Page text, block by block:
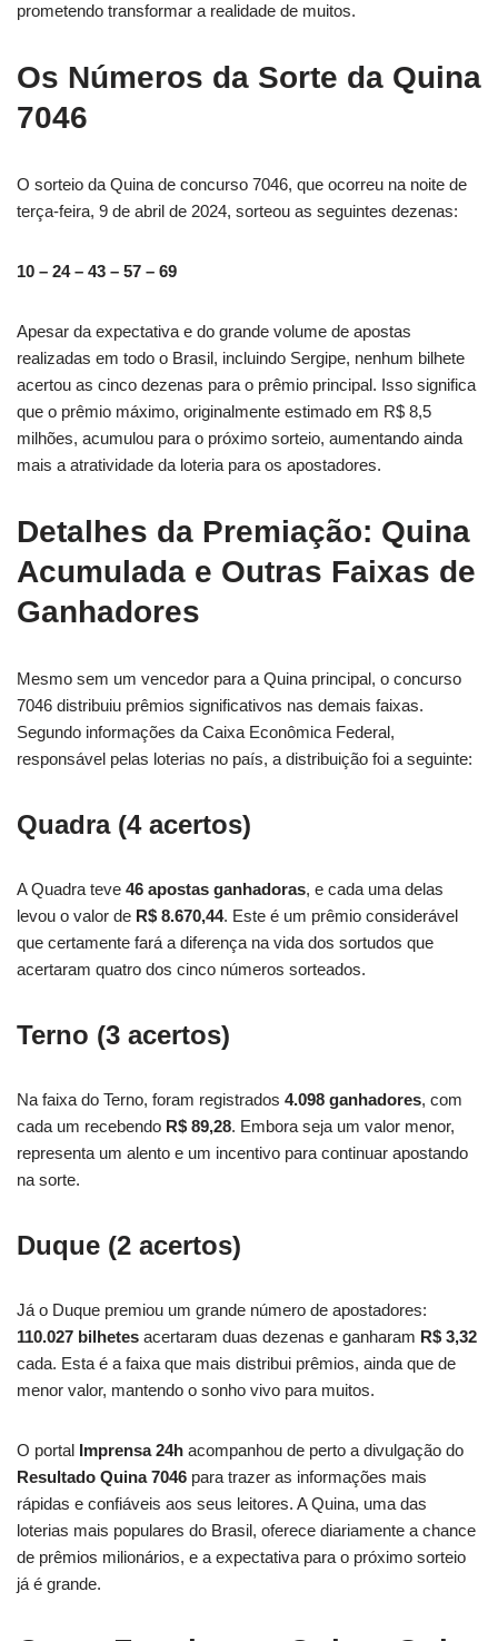
prometendo transformar a realidade de muitos.
Os Números da Sorte da Quina
7046
O sorteio da Quina de concurso 7046, que ocorreu na noite de
terça-feira, 9 de abril de 2024, sorteou as seguintes dezenas:
10 – 24 – 43 – 57 – 69
Apesar da expectativa e do grande volume de apostas
realizadas em todo o Brasil, incluindo Sergipe, nenhum bilhete
acertou as cinco dezenas para o prêmio principal. Isso significa
que o prêmio máximo, originalmente estimado em R$ 8,5
milhões, acumulou para o próximo sorteio, aumentando ainda
mais a atratividade da loteria para os apostadores.
Detalhes da Premiação: Quina
Acumulada e Outras Faixas de
Ganhadores
Mesmo sem um vencedor para a Quina principal, o concurso
7046 distribuiu prêmios significativos nas demais faixas.
Segundo informações da Caixa Econômica Federal,
responsável pelas loterias no país, a distribuição foi a seguinte:
Quadra (4 acertos)
A Quadra teve 46 apostas ganhadoras, e cada uma delas
levou o valor de R$ 8.670,44. Este é um prêmio considerável
que certamente fará a diferença na vida dos sortudos que
acertaram quatro dos cinco números sorteados.
Terno (3 acertos)
Na faixa do Terno, foram registrados 4.098 ganhadores, com
cada um recebendo R$ 89,28. Embora seja um valor menor,
representa um alento e um incentivo para continuar apostando
na sorte.
Duque (2 acertos)
Já o Duque premiou um grande número de apostadores:
110.027 bilhetes acertaram duas dezenas e ganharam R$ 3,32
cada. Esta é a faixa que mais distribui prêmios, ainda que de
menor valor, mantendo o sonho vivo para muitos.
O portal Imprensa 24h acompanhou de perto a divulgação do
Resultado Quina 7046 para trazer as informações mais
rápidas e confiáveis aos seus leitores. A Quina, uma das
loterias mais populares do Brasil, oferece diariamente a chance
de prêmios milionários, e a expectativa para o próximo sorteio
já é grande.